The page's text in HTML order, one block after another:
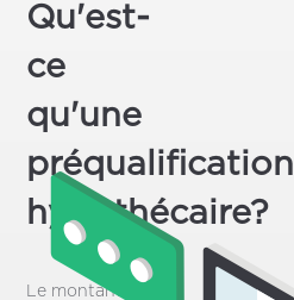
Qu'est-
ce
qu'une
préqualification
hypothécaire?
Le montant de